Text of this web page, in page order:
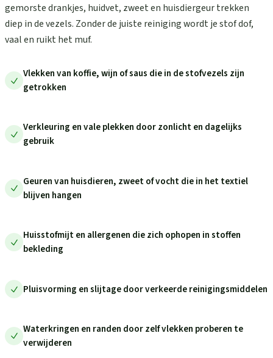
gemorste drankjes, huidvet, zweet en huisdiergeur trekken
diep in de vezels. Zonder de juiste reiniging wordt je stof dof,
vaal en ruikt het muf.
Vlekken van koffie, wijn of saus die in de stofvezels zijn
getrokken
Verkleuring en vale plekken door zonlicht en dagelijks
gebruik
Geuren van huisdieren, zweet of vocht die in het textiel
blijven hangen
Huisstofmijt en allergenen die zich ophopen in stoffen
bekleding
Pluisvorming en slijtage door verkeerde reinigingsmiddelen
Waterkringen en randen door zelf vlekken proberen te
verwijderen